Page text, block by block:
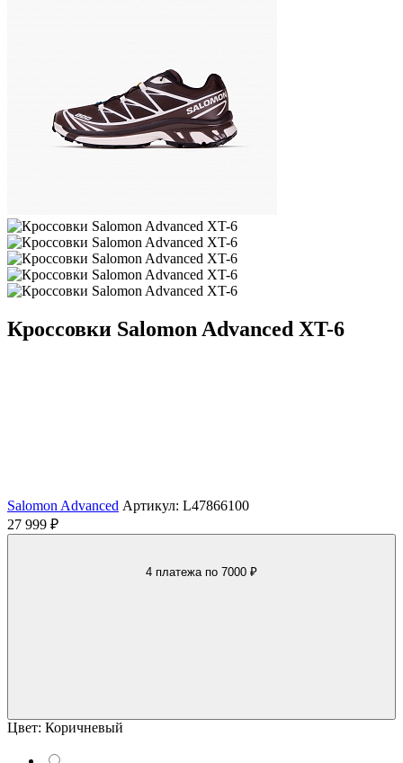
Кроссовки Salomon Advanced XT-6
Salomon Advanced Артикул: L47866100
27 999 ₽
4 платежа по 7000 ₽
Цвет: Коричневый